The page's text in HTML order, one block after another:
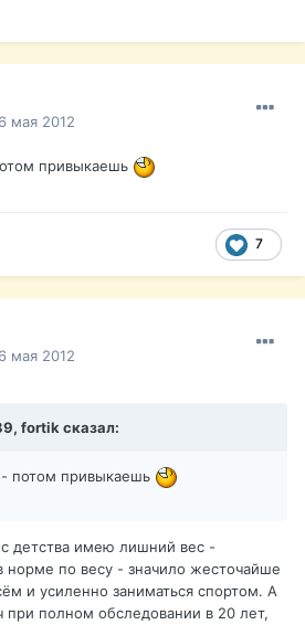
6 мая 2012
привыкаешь
7
6 мая 2012
fortik сказал:
- потом привыкаешь
детства имею лишний вес -
норме по весу - значило жесточайше
и усиленно заниматься спортом. А
при полном обследовании в 20 лет,